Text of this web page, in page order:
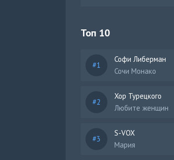
Топ 10
Софи Либерман
Сочи Монако
Хор Турецкого
Любите женщин
S-VOX
Мария